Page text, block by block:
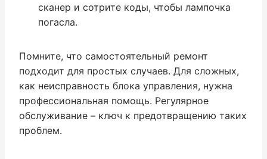
сканер и сотрите коды, чтобы лампочка
погасла.
Помните, что самостоятельный ремонт
подходит для простых случаев. Для сложных,
как неисправность блока управления, нужна
профессиональная помощь. Регулярное
обслуживание – ключ к предотвращению таких
проблем.